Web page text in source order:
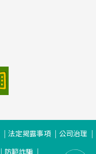
法定揭露事項
公司治理
防範詐騙